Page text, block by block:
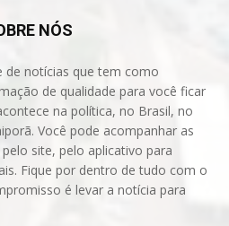
NÓS
de notícias que tem como
de qualidade para você ficar
na política, no Brasil, no
Você pode acompanhar as
site, pelo aplicativo para
Fique por dentro de tudo com o
é levar a notícia para